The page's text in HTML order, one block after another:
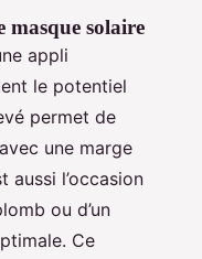
masque solaire
appli
le potentiel
permet de
une marge
aussi l’occasion
ou d’un
Ce